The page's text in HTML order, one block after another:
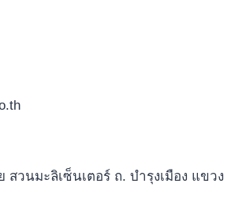
สวนมะลิเซ็นเตอร์ ถ. บำรุงเมือง แขวง